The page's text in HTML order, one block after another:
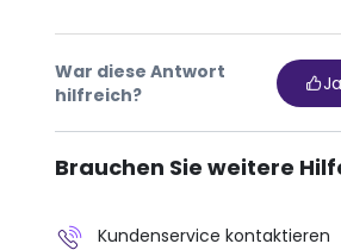
War diese Antwort
hilfreich?
Ja
Brauchen Sie weitere
Kundenservice kontaktieren